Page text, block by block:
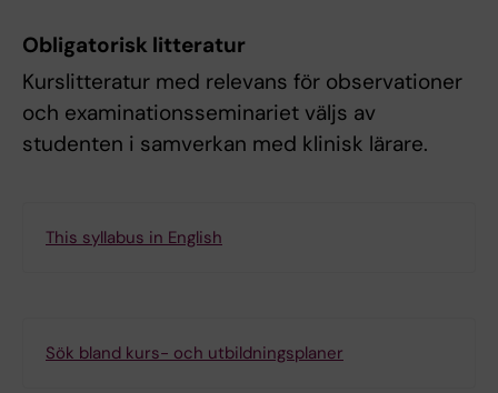
Obligatorisk litteratur
Kurslitteratur med relevans för observationer
och examinationsseminariet väljs av
studenten i samverkan med klinisk lärare.
This syllabus in English
Sök bland kurs- och utbildningsplaner